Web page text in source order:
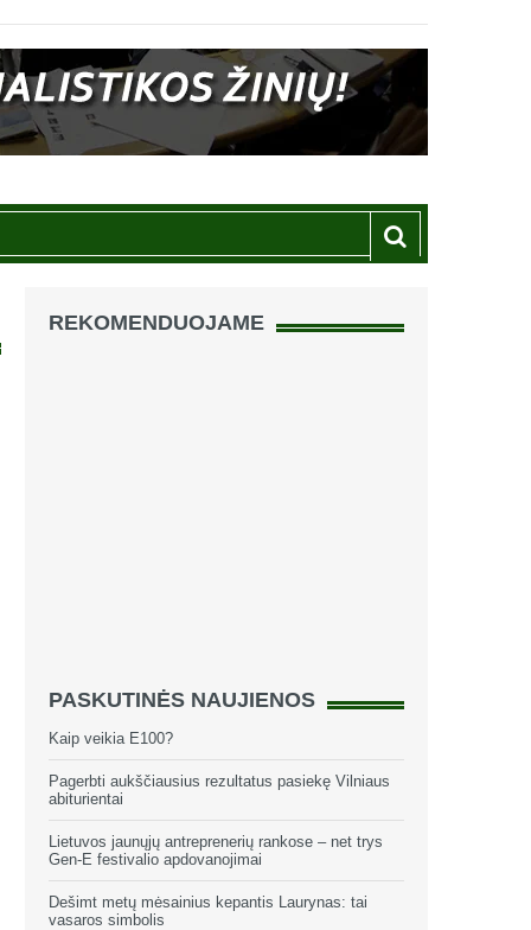
REKOMENDUOJAME
PASKUTINĖS NAUJIENOS
Kaip veikia E100?
Pagerbti aukščiausius rezultatus pasiekę Vilniaus
abiturientai
Lietuvos jaunųjų antreprenerių rankose – net trys
Gen-E festivalio apdovanojimai
Dešimt metų mėsainius kepantis Laurynas: tai
vasaros simbolis